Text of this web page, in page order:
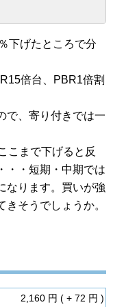
下げたところで分
倍台、PBR1倍割
で、寄り付きでは一
こまで下げると反
・・短期・中期では
なります。買いが強
きそうでしょうか。
2,160 円 ( + 72 円 )